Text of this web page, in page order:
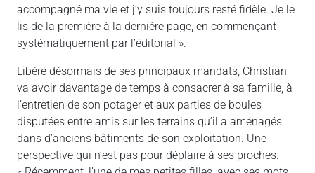
accompagné ma vie et j’y suis toujours resté fidèle. Je le
lis de la première à la dernière page, en commençant
systématiquement par l’éditorial ».
Libéré désormais de ses principaux mandats, Christian
va avoir davantage de temps à consacrer à sa famille, à
l’entretien de son potager et aux parties de boules
disputées entre amis sur les terrains qu’il a aménagés
dans d’anciens bâtiments de son exploitation. Une
perspective qui n’est pas pour déplaire à ses proches.